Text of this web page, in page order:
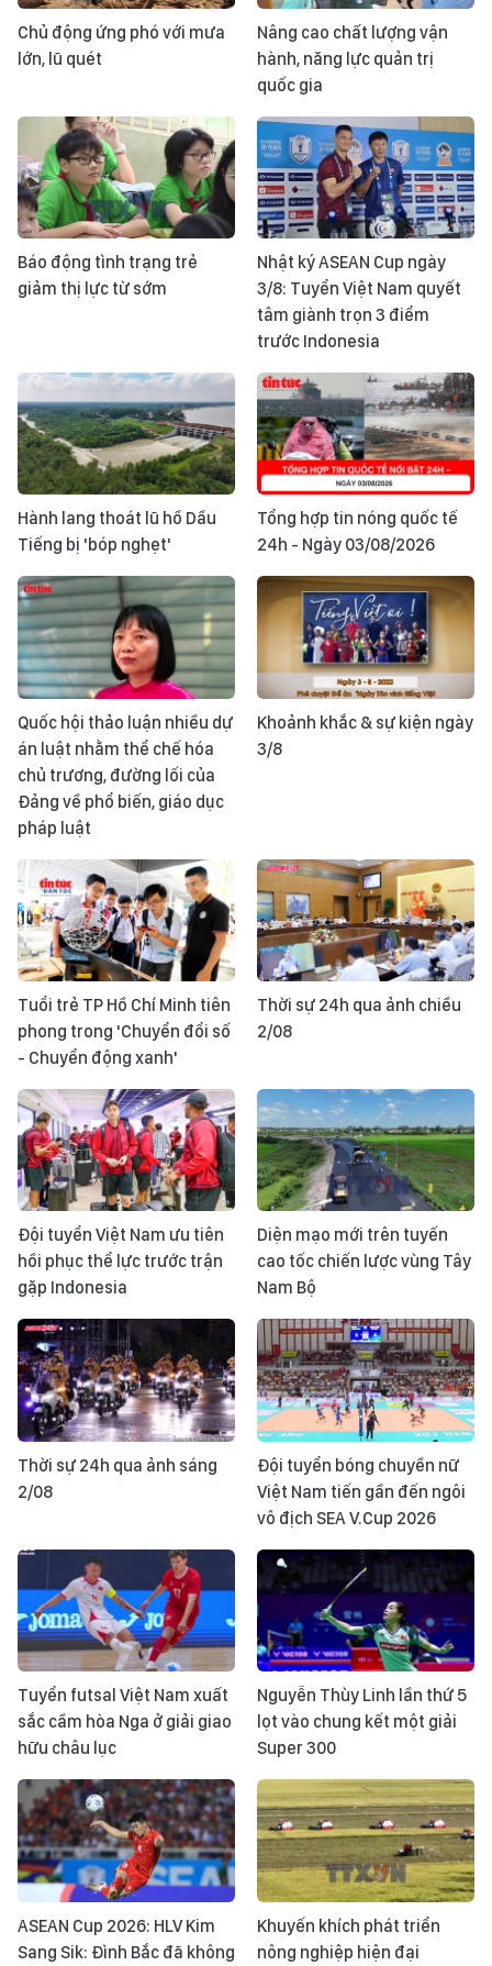
Chủ động ứng phó với mưa
lớn, lũ quét
Nâng cao chất lượng vận
hành, năng lực quản trị
quốc gia
Báo động tình trạng trẻ
giảm thị lực từ sớm
Nhật ký ASEAN Cup ngày
3/8: Tuyển Việt Nam quyết
tâm giành trọn 3 điểm
trước Indonesia
Hành lang thoát lũ hồ Dầu
Tiếng bị 'bóp nghẹt'
Tổng hợp tin nóng quốc tế
24h - Ngày 03/08/2026
Quốc hội thảo luận nhiều dự
án luật nhằm thể chế hóa
chủ trương, đường lối của
Đảng về phổ biến, giáo dục
pháp luật
Khoảnh khắc & sự kiện ngày
3/8
Tuổi trẻ TP Hồ Chí Minh tiên
phong trong 'Chuyển đổi số
- Chuyển động xanh'
Thời sự 24h qua ảnh chiều
2/08
Đội tuyển Việt Nam ưu tiên
hồi phục thể lực trước trận
gặp Indonesia
Diện mạo mới trên tuyến
cao tốc chiến lược vùng Tây
Nam Bộ
Thời sự 24h qua ảnh sáng
2/08
Đội tuyển bóng chuyền nữ
Việt Nam tiến gần đến ngôi
vô địch SEA V.Cup 2026
Tuyển futsal Việt Nam xuất
sắc cầm hòa Nga ở giải giao
hữu châu lục
Nguyễn Thùy Linh lần thứ 5
lọt vào chung kết một giải
Super 300
ASEAN Cup 2026: HLV Kim
Sang Sik: Đình Bắc đã không
Khuyến khích phát triển
nông nghiệp hiện đại